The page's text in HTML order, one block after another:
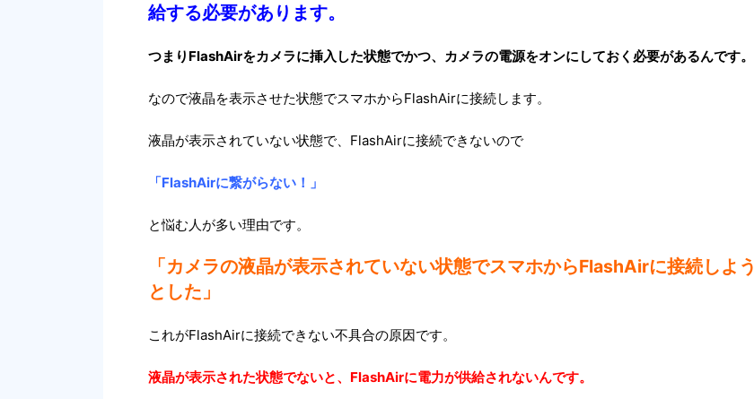
給する必要があります。
つまりFlashAirをカメラに挿入した状態でかつ、カメラの電源をオンにしておく必要があるんです。
なので液晶を表示させた状態でスマホからFlashAirに接続します。
液晶が表示されていない状態で、FlashAirに接続できないので
「FlashAirに繋がらない！」
と悩む人が多い理由です。
「カメラの液晶が表示されていない状態でスマホからFlashAirに接続しよう
とした」
これがFlashAirに接続できない不具合の原因です。
液晶が表示された状態でないと、FlashAirに電力が供給されないんです。